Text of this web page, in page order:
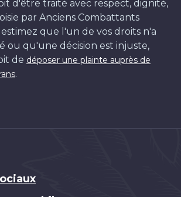
d'être traité avec respect, dignité,
par Anciens Combattants
estimez que l'un de vos droits n'a
ou qu'une décision est injuste,
de déposer une plainte auprès de
.